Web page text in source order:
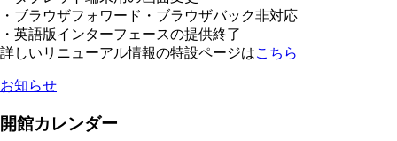
・ブラウザフォワード・ブラウザバック非対応
・英語版インターフェースの提供終了
詳しいリニューアル情報の特設ページはこちら
お知らせ
開館カレンダー